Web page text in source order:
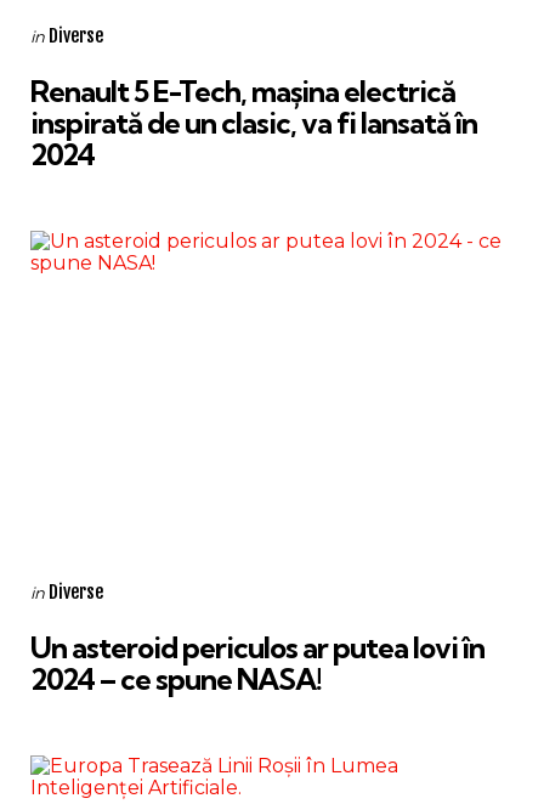
Categories
Posted
in Diverse
Renault 5 E-Tech, mașina electrică
inspirată de un clasic, va fi lansată în
2024
Categories
Posted
in Diverse
Un asteroid periculos ar putea lovi în
2024 – ce spune NASA!